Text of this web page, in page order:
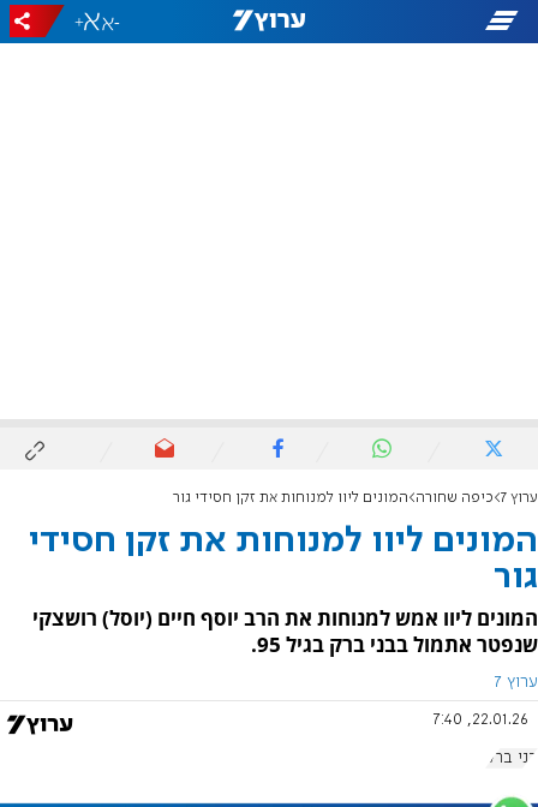
-
+
ערוץ 7 כיפה שחורה המונים ליוו למנוחות את זקן חסידי גור
המונים ליוו למנוחות את זקן חסידי
גור
המונים ליוו אמש למנוחות את הרב יוסף חיים (יוסל) רושצקי
שנפטר אתמול בבני ברק בגיל 95.
ערוץ 7
22.01.26, 7:40
בני ברק